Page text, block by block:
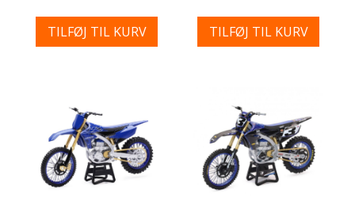
TILFØJ TIL KURV TILFØJ TIL KURV